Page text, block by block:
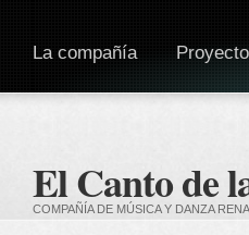
El Canto de
COMPAÑÍA DE MÚSICA Y DANZA
La compañía